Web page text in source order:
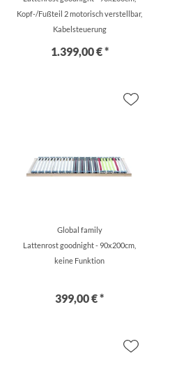
Kopf-/Fußteil 2 motorisch verstellbar,
Kabelsteuerung
1.399,00 € *
Global family
Lattenrost goodnight - 90x200cm,
keine Funktion
399,00 € *